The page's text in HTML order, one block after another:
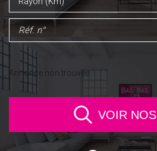
Annonce non trouvée
VOIR NOS